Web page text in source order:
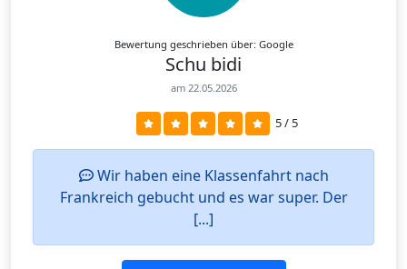
Bewertung geschrieben über: Google
Schu bidi
am 22.05.2026
5 / 5
Wir haben eine Klassenfahrt nach
Frankreich gebucht und es war super. Der
[...]